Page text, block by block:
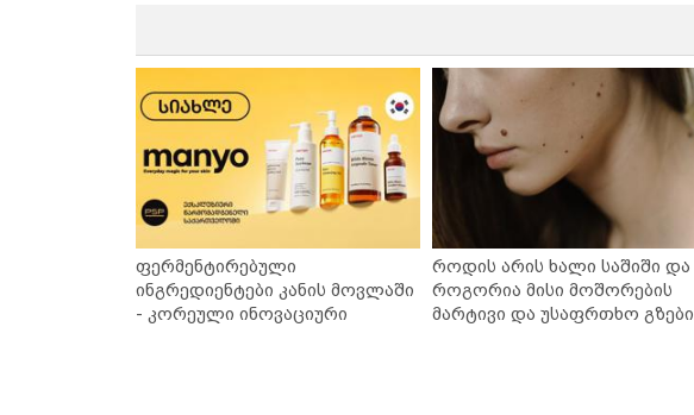
ფერმენტირებული
ინგრედიენტები კანის მოვლაში
- კორეული ინოვაციური
როდის არის ხალი საშიში და
როგორია მისი მოშორების
მარტივი და უსაფრთხო გზები